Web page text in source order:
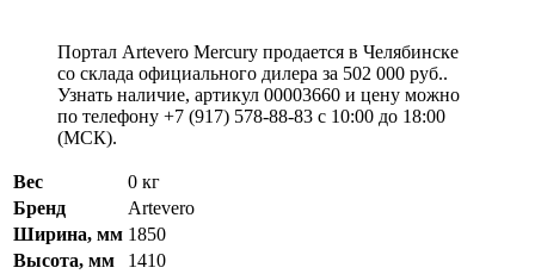
Портал Artevero Mercury продается в Челябинске
со склада официального дилера за 502 000 руб..
Узнать наличие, артикул 00003660 и цену можно
по телефону +7 (917) 578-88-83 с 10:00 до 18:00
(МСК).
Вес
0 кг
Бренд
Artevero
Ширина, мм 1850
Высота, мм
1410